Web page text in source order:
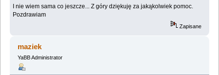
I nie wiem sama co jeszcze... Z góry dziękuję za jakąkolwiek pomoc.
Pozdrawiam
Zapisane
maziek
YaBB Administrator